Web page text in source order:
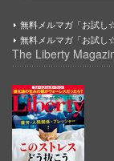
無料メルマガ「お試
無料メルマガ「お試
The Liberty